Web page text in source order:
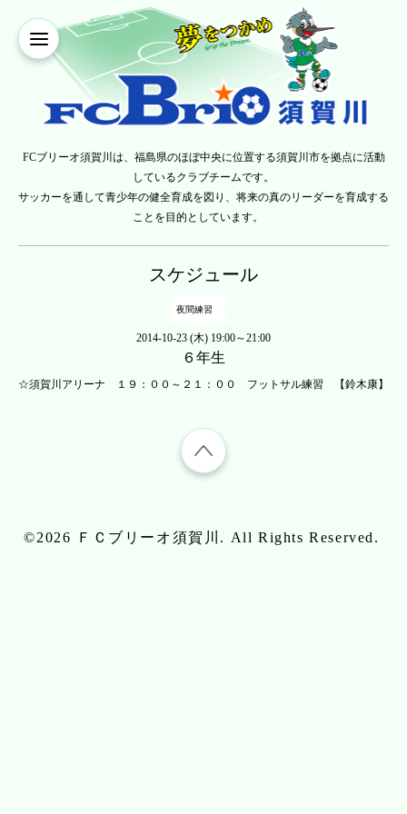
FCブリーオ須賀川は、福島県のほぼ中央に位置する須賀川市を拠点に活動
しているクラブチームです。
サッカーを通して青少年の健全育成を図り、将来の真のリーダーを育成する
ことを目的としています。
スケジュール
夜間練習
2014-10-23 (木) 19:00～21:00
６年生
☆須賀川アリーナ １９：００～２１：００ フットサル練習 【鈴木康】
©2026 ＦＣブリーオ須賀川 . All Rights Reserved.